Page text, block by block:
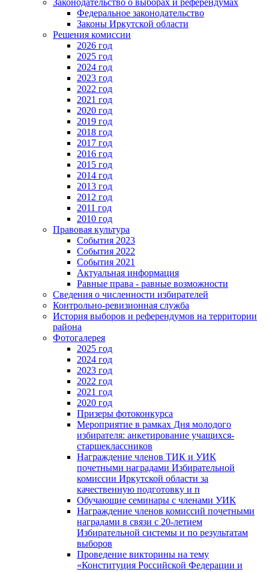
Законодательство о выборах и референдумах
Федеральное законодательство
Законы Иркутской области
Решения комиссии
2026 год
2025 год
2024 год
2023 год
2022 год
2021 год
2020 год
2019 год
2018 год
2017 год
2016 год
2015 год
2014 год
2013 год
2012 год
2011 год
2010 год
Правовая культура
События 2023
События 2022
События 2021
Актуальная информация
Равные права - равные возможности
Сведения о численности избирателей
Контрольно-ревизионная служба
История выборов и референдумов на территории
района
Фотогалерея
2025 год
2024 год
2023 год
2022 год
2021 год
2020 год
Призеры фотоконкурса
Мероприятие в рамках Дня молодого
избирателя: анкетирование учащихся-
старшеклассников
Награждение членов ТИК и УИК
почетными наградами Избирательной
комиссии Иркутской области за
качественную подготовку и п
Обучающие семинары с членами УИК
Награждение членов комиссий почетными
наградами в связи с 20-летием
Избирательной системы и по результатам
выборов
Проведение викторины на тему
«Конституция Российской Федерации и